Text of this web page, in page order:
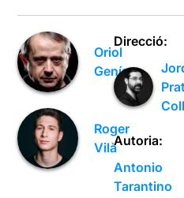
Oriol
Genís
Roger
Vilà
Direcció:
Coll
Autoria:
Antonio
Tarantino